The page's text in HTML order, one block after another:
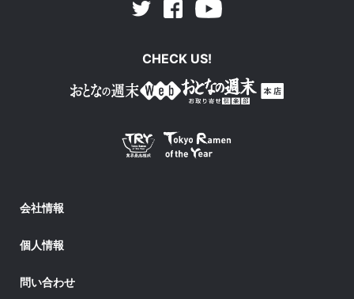
Twitter Facebook
CHECK US!
会社情報
個人情報
問い合わせ